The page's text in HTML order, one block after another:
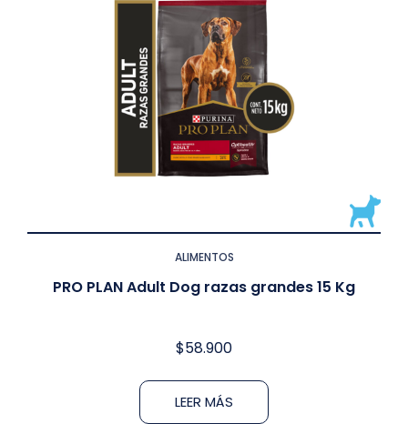
ALIMENTOS
PRO PLAN Adult Dog razas grandes 15 Kg
$58.900
LEER MÁS